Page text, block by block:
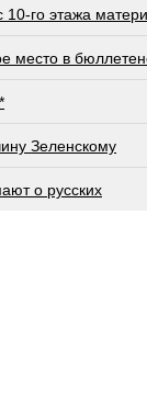
го этажа матери
место в
Зеленскому
о русских